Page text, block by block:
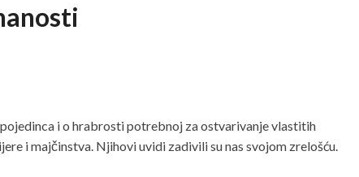
i o hrabrosti potrebnoj za ostvarivanje vlastitih
i majčinstva. Njihovi uvidi zadivili su nas svojom zrelošću.